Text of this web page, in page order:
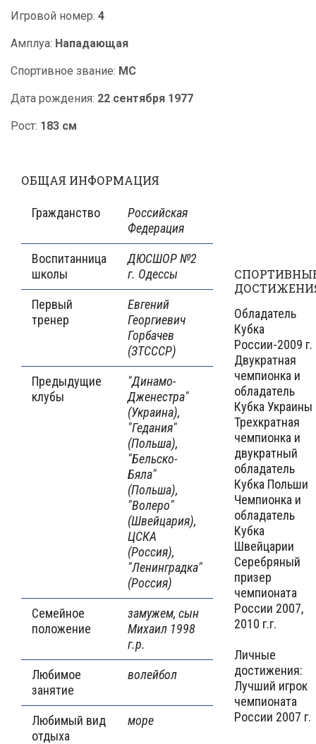
Игровой номер: 4
Амплуа: Нападающая
Cпортивное звание: МС
Дата рождения: 22 сентября 1977
Рост: 183 см
ОБЩАЯ ИНФОРМАЦИЯ
Гражданство
Российская
Федерация
Воспитанница
школы
ДЮСШОР №2
г. Одессы
Первый
тренер
Евгений
Георгиевич
Горбачев
(ЗТСССР)
Предыдущие
клубы
"Динамо-
Дженестра"
(Украина),
"Гедания"
(Польша),
"Бельско-
Бяла"
(Польша),
"Волеро"
(Швейцария),
ЦСКА
(Россия),
"Ленинградка"
(Россия)
Семейное
положение
замужем, сын
Михаил 1998
г.р.
Любимое
занятие
волейбол
Любимый вид
отдыха
море
Обладатель
Кубка
России-2009 г.
Двукратная
чемпионка и
обладатель
Кубка Украины
Трехкратная
чемпионка и
двукратный
обладатель
Кубка Польши
Чемпионка и
обладатель
Кубка
Швейцарии
Серебряный
призер
чемпионата
России 2007,
2010 г.г.
Личные
достижения:
Лучший игрок
чемпионата
России 2007 г.